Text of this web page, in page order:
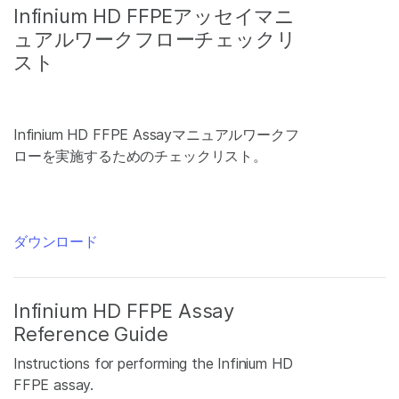
Infinium HD FFPEアッセイマニ
ュアルワークフローチェックリ
スト
Infinium HD FFPE Assayマニュアルワークフ
ローを実施するためのチェックリスト。
ダウンロード
Infinium HD FFPE Assay
Reference Guide
Instructions for performing the Infinium HD
FFPE assay.